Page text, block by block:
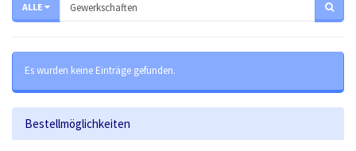
ALLE
Es wurden keine Einträge gefunden.
Bestellmöglichkeiten